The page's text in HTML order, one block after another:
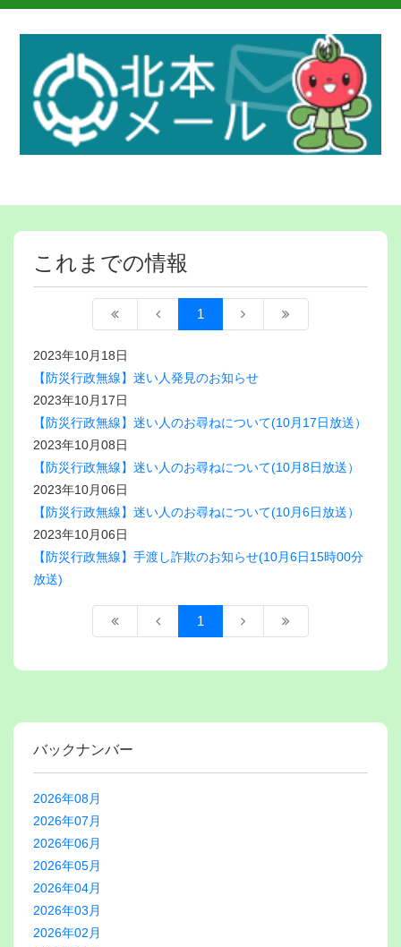
これまでの情報
1
2023年10月18日
【防災行政無線】迷い人発見のお知らせ
2023年10月17日
【防災行政無線】迷い人のお尋ねについて(10月17日放送）
2023年10月08日
【防災行政無線】迷い人のお尋ねについて(10月8日放送）
2023年10月06日
【防災行政無線】迷い人のお尋ねについて(10月6日放送）
2023年10月06日
【防災行政無線】手渡し詐欺のお知らせ(10月6日15時00分
放送)
1
バックナンバー
2026年08月
2026年07月
2026年06月
2026年05月
2026年04月
2026年03月
2026年02月